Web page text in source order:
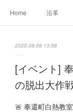
Home 沿革
2025.08.08 13:58
[イベント]
の脱出大作
🚨 奉還町白熱教